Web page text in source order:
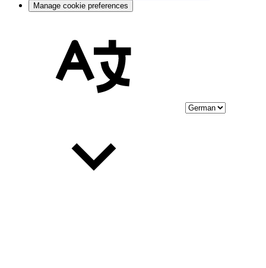
Manage cookie preferences